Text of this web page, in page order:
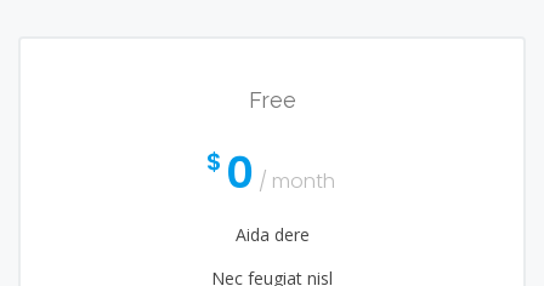
Free
$ 0 / month
Aida dere
Nec feugiat nisl